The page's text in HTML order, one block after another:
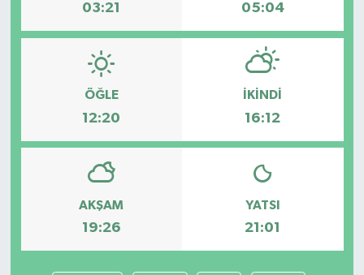
03:21 05:04
ÖĞLE
12:20
İKINDI
16:12
AKŞAM
19:26
YATSI
21:01